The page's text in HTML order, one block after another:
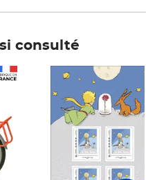
consulté
Prix 7,50€